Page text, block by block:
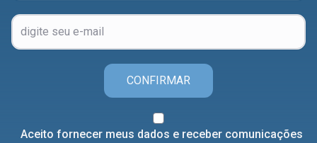
CONFIRMAR
Aceito fornecer meus dados e receber comunicações